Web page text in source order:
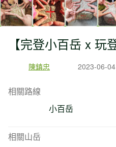
【完登小百岳 x 玩
陳鎮忠 2023-06-
相關路線
小百岳
相關山岳